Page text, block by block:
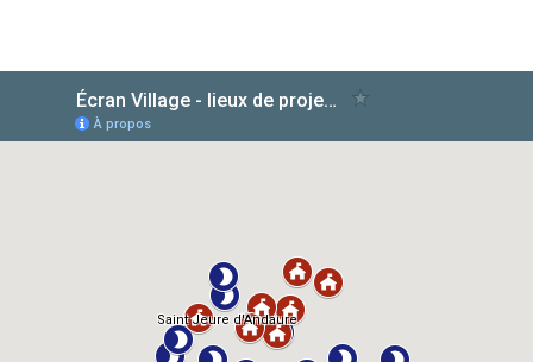
AlloCiné